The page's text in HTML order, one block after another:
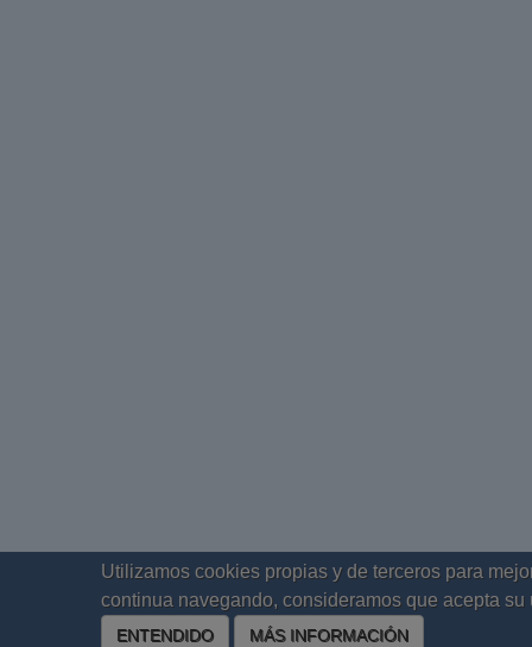
Utilizamos cookies propias y de terceros para
continua navegando, consideramos que acepta su
ENTENDIDO MÁS INFORMACIÓN